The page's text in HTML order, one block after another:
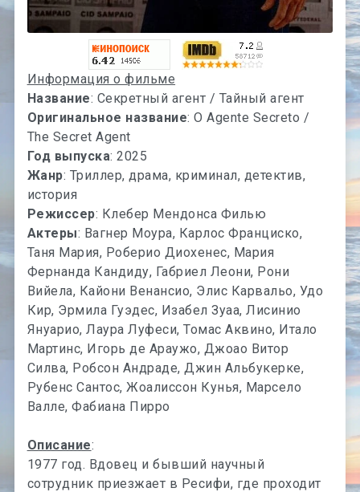
Информация о фильме
Название: Секретный агент / Тайный агент
Оригинальное название: O Agente Secreto /
The Secret Agent
Год выпуска: 2025
Жанр: Триллер, драма, криминал, детектив,
история
Режиссер: Клебер Мендонса Филью
Актеры: Вагнер Моура, Карлос Франциско,
Таня Мария, Роберио Диохенес, Мария
Фернанда Кандиду, Габриел Леони, Рони
Вийела, Кайони Венансио, Элис Карвальо, Удо
Кир, Эрмила Гуэдес, Изабел Зуаа, Лисинио
Януарио, Лаура Луфеси, Томас Аквино, Итало
Мартинс, Игорь де Араужо, Джоао Витор
Силва, Робсон Андраде, Джин Альбукерке,
Рубенс Сантос, Жоалиссон Кунья, Марсело
Валле, Фабиана Пирро
Описание:
1977 год. Вдовец и бывший научный
сотрудник приезжает в Ресифи, где проходит